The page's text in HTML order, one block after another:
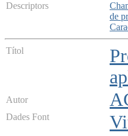
Descriptors
de
Títol
Autor
Dades Font